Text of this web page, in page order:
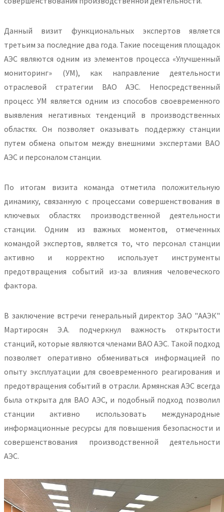
Данный визит функциональных экспертов является
третьим за последние два года. Такие посещения площадок
АЭС являются одним из элементов процесса «Улучшенный
мониторинг» (УМ), как направление деятельности
отраслевой стратегии ВАО АЭС. Непосредственный
процесс УМ является одним из способов своевременного
выявления негативных тенденций в производственных
областях. Он позволяет оказывать поддержку станции
путем обмена опытом между внешними экспертами ВАО
АЭС и персоналом станции.
По итогам визита команда отметила положительную
динамику, связанную с процессами совершенствования в
ключевых областях производственной деятельности
станции. Одним из важных моментов, отмеченных
командой экспертов, является то, что персонал станции
активно и корректно использует инструменты
предотвращения событий из-за влияния человеческого
фактора.
В заключение встречи генеральный директор ЗАО "ААЭК"
Мартиросян Э.А. подчеркнул важность открытости
станций, которые являются членами ВАО АЭС. Такой подход
позволяет оперативно обмениваться информацией по
опыту эксплуатации для своевременного реагирования и
предотвращения событий в отрасли. Армянская АЭС всегда
была открыта для ВАО АЭС, и подобный подход позволил
станции активно использовать международные
информационные ресурсы для повышения безопасности и
совершенствования производственной деятельности
АЭС.